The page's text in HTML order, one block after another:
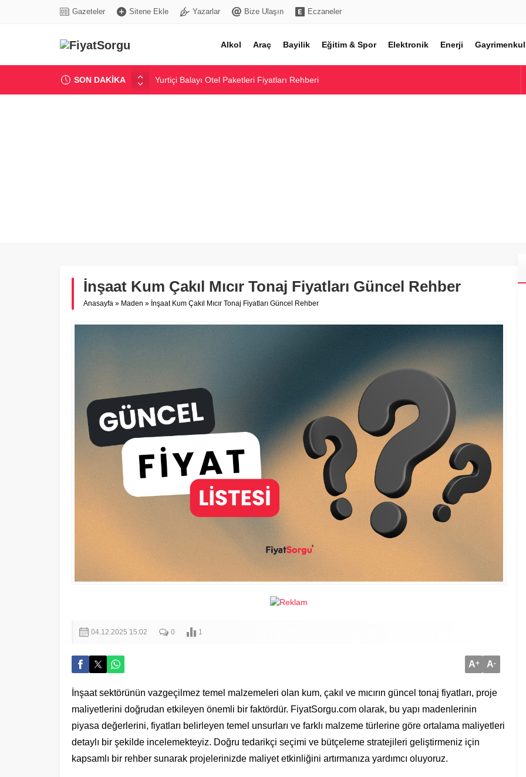
Gazeteler Sitene Ekle Yazarlar Bize Ulaşın Eczaneler
Alkol Araç Bayilik Eğitim & Spor Elektronik Enerji Gayrimenkul
SON DAKİKA
Yurtiçi Balayı Otel Paketleri Fiyatları Rehberi
Güncel Bentonit Ton Fiyatı ve Piyasa Analizi
İnşaat Kum Çakıl Mıcır Tonaj Fiyatları Güncel Rehber
Anasayfa » Maden » İnşaat Kum Çakıl Mıcır Tonaj Fiyatları Güncel Rehber
04.12.2025 15:02 0 1
A+ A-
İnşaat sektörünün vazgeçilmez temel malzemeleri olan kum, çakıl ve mıcırın güncel tonaj fiyatları, proje
maliyetlerini doğrudan etkileyen önemli bir faktördür. FiyatSorgu.com olarak, bu yapı madenlerinin
piyasa değerlerini, fiyatları belirleyen temel unsurları ve farklı malzeme türlerine göre ortalama maliyetleri
detaylı bir şekilde incelemekteyiz. Doğru tedarikçi seçimi ve bütçeleme stratejileri geliştirmeniz için
kapsamlı bir rehber sunarak projelerinizde maliyet etkinliğini artırmanıza yardımcı oluyoruz.